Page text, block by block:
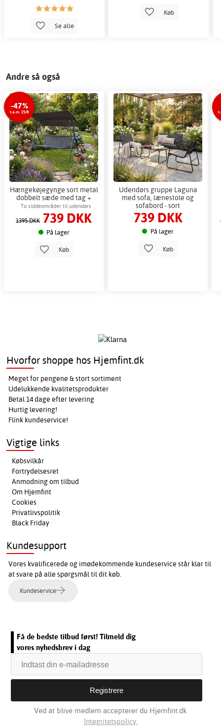
Se alle
Køb
Andre så også
-47%
t.o.m. 15/8
Hængekøjegynge sort metal
dobbelt sæde med tag +
Pletfjerner til møbler
To siddeområder til udendørs
afslapning
1395 DKK 739 DKK
På lager
Køb
Udendørs gruppe Laguna
med sofa, lænestole og
sofabord - sort
739 DKK
På lager
Køb
Hvorfor shoppe hos Hjemfint.dk
Meget for pengene & stort sortiment
Udelukkende kvalitetsprodukter
Betal 14 dage efter levering
Hurtig levering!
Flink kundeservice!
Vigtige links
Købsvilkår
Fortrydelsesret
Anmodning om tilbud
Om Hjemfint
Cookies
Privatlivspolitik
Black Friday
Kundesupport
Vores kvalificerede og imødekommende kundeservice står klar til
at svare på alle spørgsmål til dit køb.
Kundeservice
Få de bedste tilbud først! Tilmeld dig
vores nyhedsbrev i dag
Ved at blive medlem accepterer du Hjemfint.dk
Integritetspolicy.